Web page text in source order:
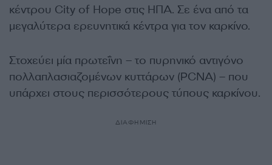
κέντρου City of Hope στις ΗΠΑ. Σε ένα από τα
μεγαλύτερα ερευνητικά κέντρα για τον καρκίνο.
Στοχεύει μία πρωτεΐνη – το πυρηνικό αντιγόνο
πολλαπλασιαζομένων κυττάρων (PCNA) – που
υπάρχει στους περισσότερους τύπους καρκίνου.
ΔΙΑΦΗΜΙΣΗ